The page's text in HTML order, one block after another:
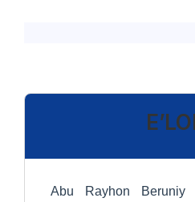
Abu Rayhon Beruniy